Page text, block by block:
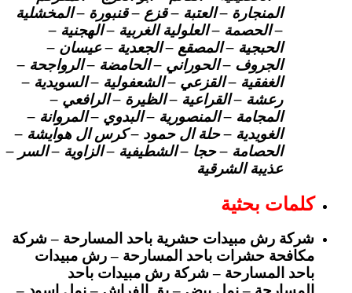
المنجارة – العتبة – قزع – قنبورة – المخشلية
– الحصمة – العلولية الغربية – الهجنية –
الحبجية – المصقع – الجعدية – عيسان –
الجروف – الحوراني – الحامضة – الرواجحة –
الغفقية – القزعي – الشعفولية – السويدية –
رعشة – القراعية – الظيرة – الرافعي –
المجامة – المنصورية – البدوي – المروانة –
الغويدية – حلة ال حمود – كرس ال هوايشة –
الحصامة – حجا – الشطيفية – الزاوية – السر –
عذيبة الشرقية
كلمات بحثية
شركة رش مبيدات حشرية باحد المسارحة – شركة
مكافحة حشرات باحد المسارحة – رش مبيدات
باحد المسارحة – شركة رش مبيدات باحد